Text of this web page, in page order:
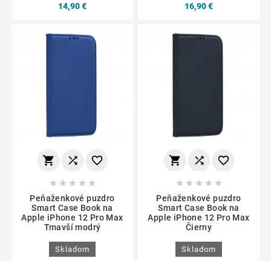
14,90 € 16,90 €
  
    
Peňaženkové puzdro
Smart Case Book na
Apple iPhone 12 Pro Max
Tmavší modrý
Skladom
  
    
Peňaženkové puzdro
Smart Case Book na
Apple iPhone 12 Pro Max
Čierny
Skladom